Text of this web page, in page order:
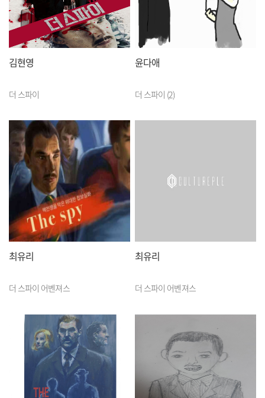
김현영
더 스파이
윤다애
더 스파이 (2)
최유리
더 스파이 어벤져스
최유리
더 스파이 어벤져스